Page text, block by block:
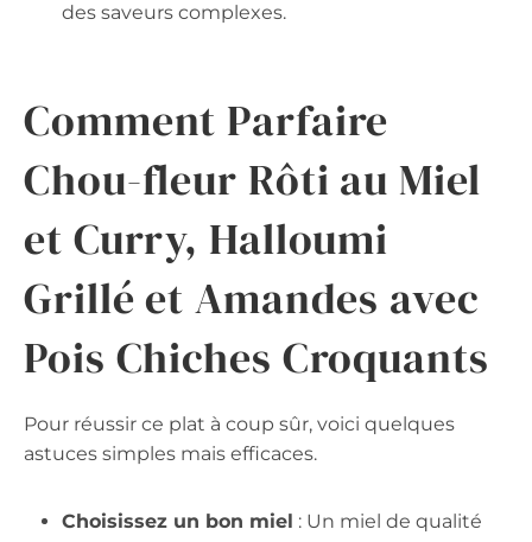
des saveurs complexes.
Comment Parfaire
Chou-fleur Rôti au Miel
et Curry, Halloumi
Grillé et Amandes avec
Pois Chiches Croquants
Pour réussir ce plat à coup sûr, voici quelques
astuces simples mais efficaces.
Choisissez un bon miel : Un miel de qualité